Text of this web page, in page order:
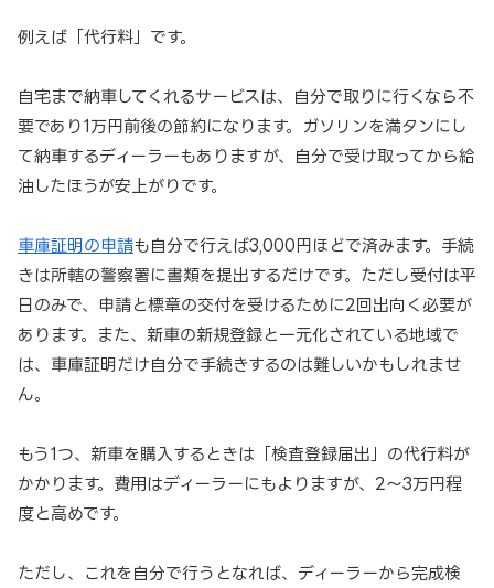
例えば「代行料」です。
自宅まで納車してくれるサービスは、自分で取りに行くなら不
要であり1万円前後の節約になります。ガソリンを満タンにし
て納車するディーラーもありますが、自分で受け取ってから給
油したほうが安上がりです。
車庫証明の申請も自分で行えば3,000円ほどで済みます。手続
きは所轄の警察署に書類を提出するだけです。ただし受付は平
日のみで、申請と標章の交付を受けるために2回出向く必要が
あります。また、新車の新規登録と一元化されている地域で
は、車庫証明だけ自分で手続きするのは難しいかもしれませ
ん。
もう1つ、新車を購入するときは「検査登録届出」の代行料が
かかります。費用はディーラーにもよりますが、2～3万円程
度と高めです。
ただし、これを自分で行うとなれば、ディーラーから完成検